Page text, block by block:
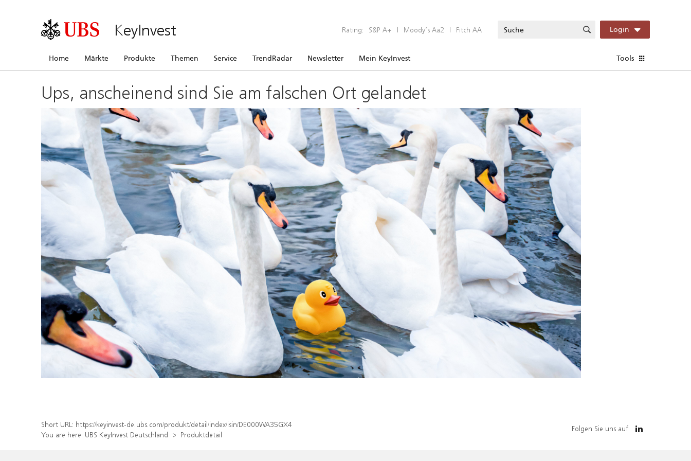
KeyInvest Rating: S&P A+ | Moody’s Aa2 | Fitch AA Login
Home Märkte Produkte Themen Service TrendRadar Newsletter Mein KeyInvest Tools
Ups, anscheinend sind Sie am falschen Ort gelandet
Short URL: https://keyinvest-de.ubs.com/produkt/detail/index/isin/DE000WA35GX4
You are here: UBS KeyInvest Deutschland Produktdetail
Folgen Sie uns auf